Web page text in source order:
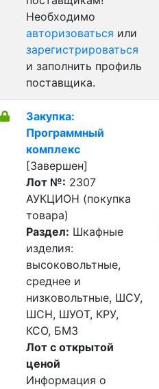
Необходимо
авторизоваться или
зарегистрироваться
и заполнить профиль
поставщика.
Закупка:
Программный
комплекс
[Завершен]
Лот №: 2307
АУКЦИОН (покупка
товара)
Раздел: Шкафные
изделия:
высоковольтные,
среднее и
низковольтные, ШСУ,
ШСН, ШУОТ, КРУ,
КСО, БМЗ
Лот с открытой
ценой
Информация о